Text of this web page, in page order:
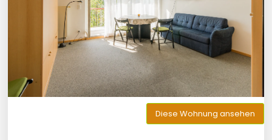
Diese Wohnung ansehen